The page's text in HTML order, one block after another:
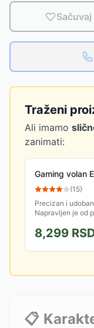
Sačuvaj
Traženi
Ali imamo
zanimati:
Gaming volan
(15)
Precizan i
Napravljen je od
snažnu vibraciju
8,299
📋